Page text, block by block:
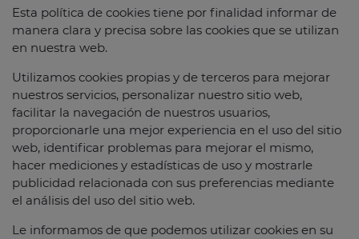
Esta política de cookies tiene por finalidad informar de
manera clara y precisa sobre las cookies que se utilizan
en nuestra web.
Utilizamos cookies propias y de terceros para mejorar
nuestros servicios, personalizar nuestro sitio web,
facilitar la navegación de nuestros usuarios,
proporcionarle una mejor experiencia en el uso del sitio
web, identificar problemas para mejorar el mismo,
hacer mediciones y estadísticas de uso y mostrarle
publicidad relacionada con sus preferencias mediante
el análisis del uso del sitio web.
Le informamos de que podemos utilizar cookies en su